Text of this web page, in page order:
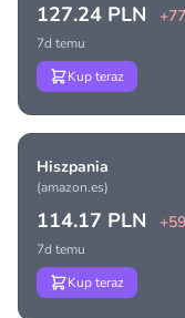
127.24 PLN
7d temu
Kup teraz
Hiszpania
(amazon.es)
114.17 PLN
7d temu
Kup teraz